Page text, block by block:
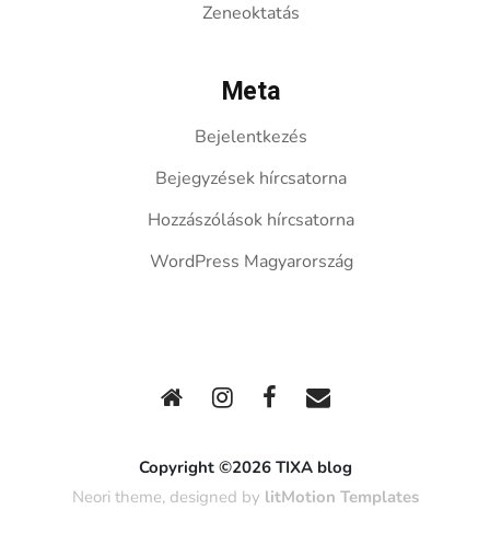
Zeneoktatás
Meta
Bejelentkezés
Bejegyzések hírcsatorna
Hozzászólások hírcsatorna
WordPress Magyarország
Copyright ©2026 TIXA blog
Neori theme, designed by litMotion Templates